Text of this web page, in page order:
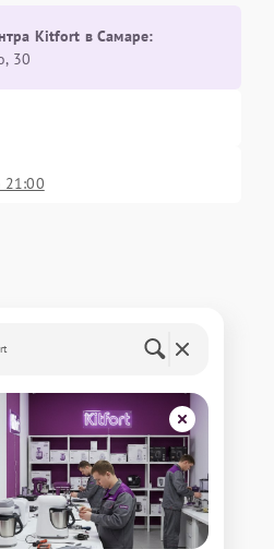
Kitfort в Самаре:
30
21:00